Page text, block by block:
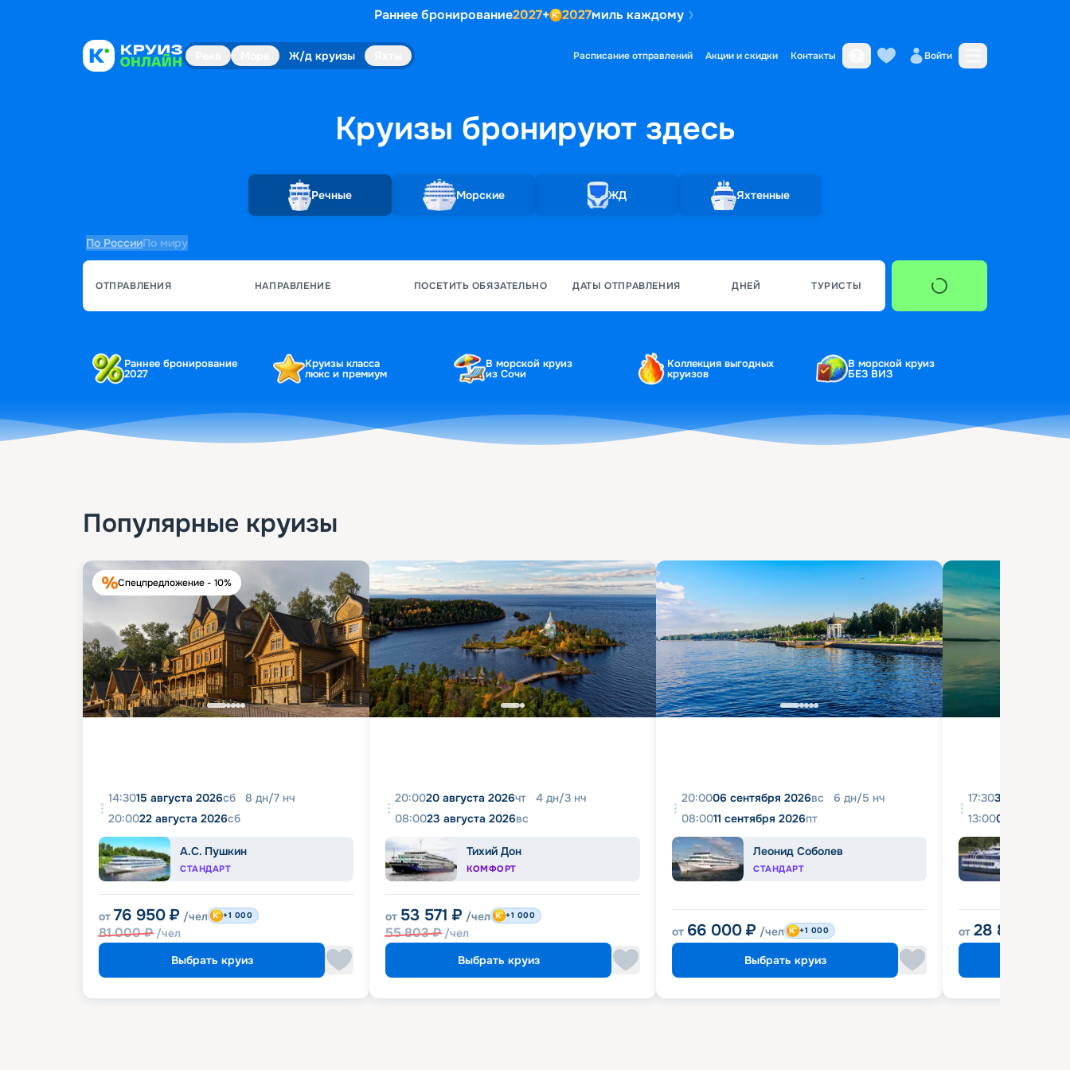
Раннее бронирование2027+ 2027миль каждому
Ж/д круизы Расписание отправлений Акции и скидки Контакты Войти
Круизы бронируютздесь
Речные Морские ЖД Яхтенные
По РоссииПо миру
ОТПРАВЛЕНИЯ НАПРАВЛЕНИЕ ПОСЕТИТЬ ОБЯЗАТЕЛЬНО ДАТЫ ОТПРАВЛЕНИЯ ДНЕЙ ТУРИСТЫ
Раннее бронирование
2027
Круизы класса
люкс и премиум
В морской круиз
из Сочи
Коллекция выгодных
круизов
В морской круиз
БЕЗ ВИЗ
Популярные круизы
Спецпредложение - 10%
14:3015 августа 2026сб 8 дн/7 нч
20:0022 августа 2026сб
А.С. Пушкин
СТАНДАРТ
от 76 950 ₽ /чел
81 000₽ /чел
+1 000
Выбрать круиз
20:0020 августа 2026чт 4 дн/3 нч
08:0023 августа 2026вс
Тихий Дон
КОМФОРТ
от 53 571 ₽ /чел
55 803₽ /чел
+1 000
Выбрать круиз
20:0006 сентября 2026вс 6 дн/5 нч
08:0011 сентября 2026пт
Леонид Соболев
СТАНДАРТ
от 66 000 ₽ /чел +1 000
Выбрать круиз
17:3031 августа
13:0004 сентября
от 28 800